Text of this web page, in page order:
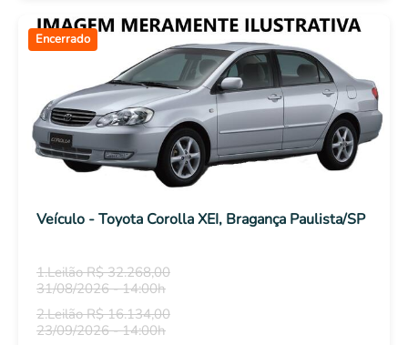
Encerrado
Veículo - Toyota Corolla XEI, Bragança Paulista/SP
1.Leilão R$ 32.268,00
31/08/2026 - 14:00h
2.Leilão R$ 16.134,00
23/09/2026 - 14:00h